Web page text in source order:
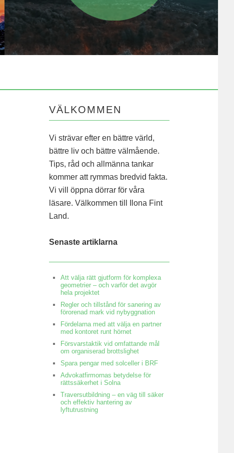
VÄLKOMMEN
Vi strävar efter en bättre värld,
bättre liv och bättre välmående.
Tips, råd och allmänna tankar
kommer att rymmas bredvid fakta.
Vi vill öppna dörrar för våra
läsare. Välkommen till Ilona Fint
Land.
Senaste artiklarna
Att välja rätt gjutform för komplexa
geometrier – och varför det avgör
hela projektet
Regler och tillstånd för sanering av
förorenad mark vid nybyggnation
Fördelarna med att välja en partner
med kontoret runt hörnet
Försvarstaktik vid omfattande mål
om organiserad brottslighet
Spara pengar med solceller i BRF
Advokatfirmornas betydelse för
rättssäkerhet i Solna
Traversutbildning – en väg till säker
och effektiv hantering av
lyftutrustning